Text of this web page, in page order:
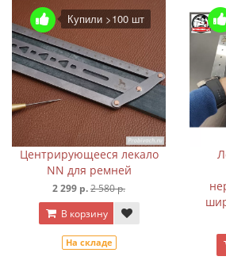
Купили >100 шт
Центрирующееся лекало
NN для ремней
2 299 р.2 580 р.
В корзину
На складе